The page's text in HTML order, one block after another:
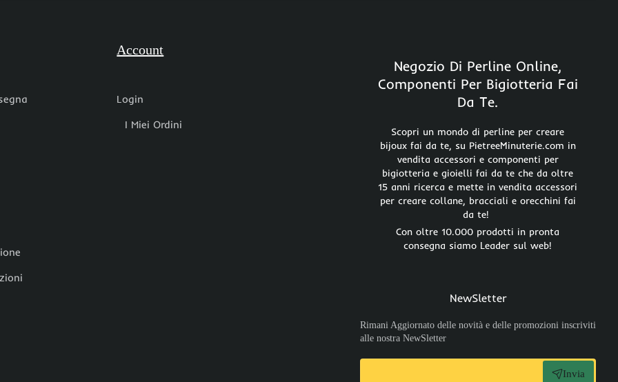
Account
Login
I Miei Ordini
Negozio Di Perline Online,
Componenti Per Bigiotteria Fai
Da Te.
Scopri un mondo di perline per creare
bijoux fai da te, su PietreeMinuterie.com in
vendita accessori e componenti per
bigiotteria e gioielli fai da te che da oltre
15 anni ricerca e mette in vendita accessori
per creare collane, bracciali e orecchini fai
da te!
Con oltre 10.000 prodotti in pronta
consegna siamo Leader sul web!
NewSletter
Rimani Aggiornato delle novità e delle promozioni inscriviti
alle nostra NewSletter
Invia